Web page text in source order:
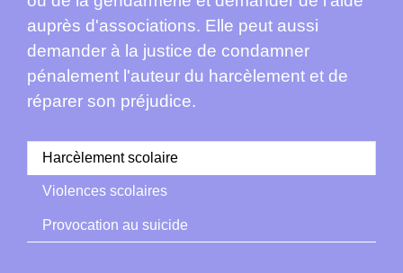
auprès d'associations. Elle peut aussi
demander à la justice de condamner
pénalement l'auteur du harcèlement et de
réparer son préjudice.
Harcèlement scolaire
Violences scolaires
Provocation au suicide